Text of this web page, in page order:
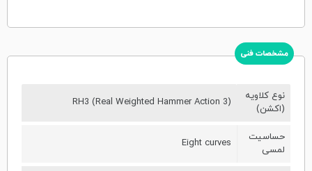
مشخصات فنی
نوع کلاویه
(اکشن)
RH3 (Real Weighted Hammer Action 3)
حساسیت
لمسی
Eight curves